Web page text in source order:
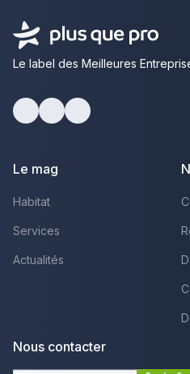
Le label des Meilleures
Le mag
Habitat
Services
Actualités
Nous contacter